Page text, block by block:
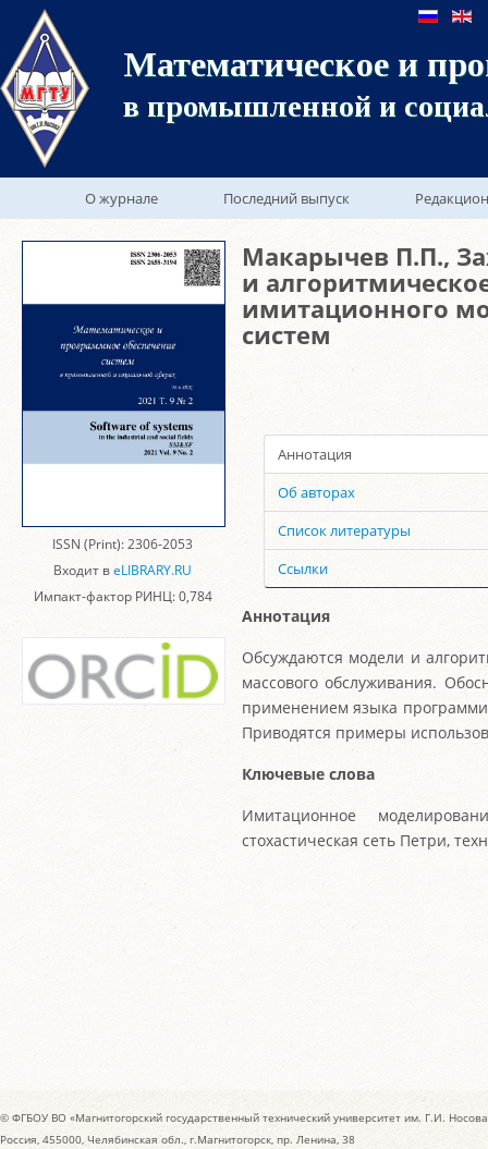
Математическое и
в промышленной и
О журнале Последний выпуск
ISSN (Print): 2306-2053
Входит вeLIBRARY.RU
Импакт-фактор РИНЦ: 0,784
Макарычев П.П.,
и
имитационного
систем
Аннотация
Об авторах
Список литературы
Ссылки
Аннотация
Обсуждаются модели и
массового обслуживания.
применением языка
Приводятся примеры
Ключевые слова
Имитационное
стохастическая сеть Петри,
© ФГБОУ ВО «Магнитогорский государственный технический университет им. Г.И.
Россия, 455000, Челябинская обл., г.Магнитогорск, пр. Ленина, 38